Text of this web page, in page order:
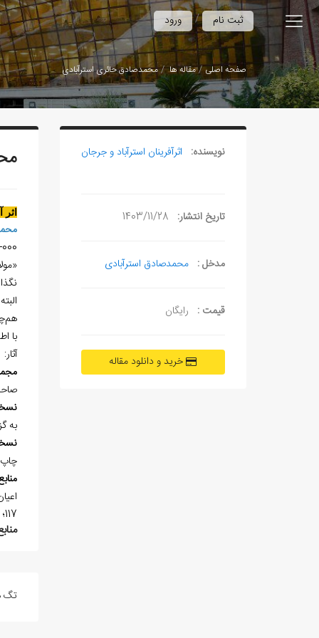
ورود / ثبت نام
صفحه اصلی مقاله ها محمدصادق حائری استرآبادی
نویسنده: اثرآفرينان استرآباد و جرجان
تاریخ انتشار: 1403/11/28
مدخل : محمدصادق استرآبادی
قیمت : رایگان
خرید و دانلود مقاله
000-ح. 1335هـ.ق.
با
آثار:
به گزارش
117؛ مجمع الفصحاء 2/1381؛ معجم المولفين 3/348.
تگ